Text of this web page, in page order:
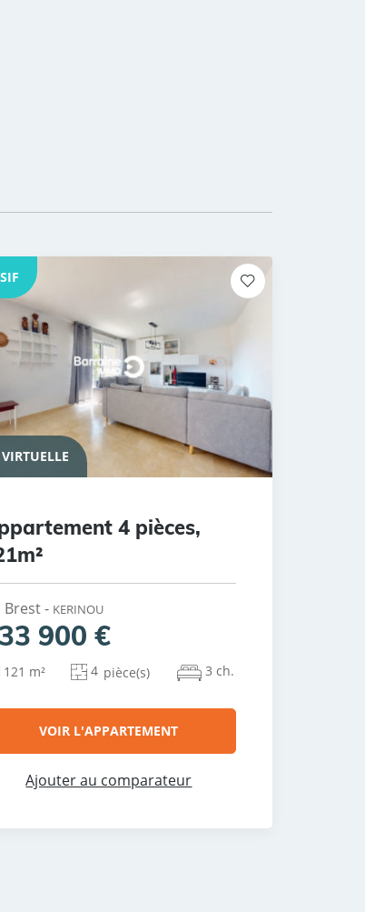
4 pièces,
Brest - KERINOU
900 €
121 m² 4 pièce(s) 3 ch.
VOIR L'APPARTEMENT
Ajouter au comparateur